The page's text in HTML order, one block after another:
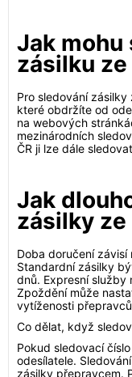
Jak mohu
zásilku ze
Pro sledování
které obdržíte od
na webových
mezinárodních
ČR ji lze dále
Jak
zásilky ze
Doba doručení
Standardní zásilky
dnů. Expresní služby
Zpoždění může
vytíženosti
Co dělat, když
Pokud sledovací
odesílatele.
zásilky přepravcem.